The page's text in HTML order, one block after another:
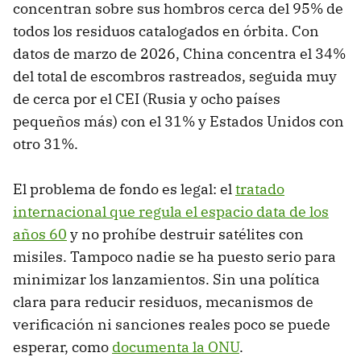
concentran sobre sus hombros cerca del 95% de
todos los residuos catalogados en órbita. Con
datos de marzo de 2026, China concentra el 34%
del total de escombros rastreados, seguida muy
de cerca por el CEI (Rusia y ocho países
pequeños más) con el 31% y Estados Unidos con
otro 31%.
El problema de fondo es legal: eltratado
internacional que regula el espacio data de los
años 60 y no prohíbe destruir satélites con
misiles. Tampoco nadie se ha puesto serio para
minimizar los lanzamientos. Sin una política
clara para reducir residuos, mecanismos de
verificación ni sanciones reales poco se puede
esperar, como documenta la ONU.